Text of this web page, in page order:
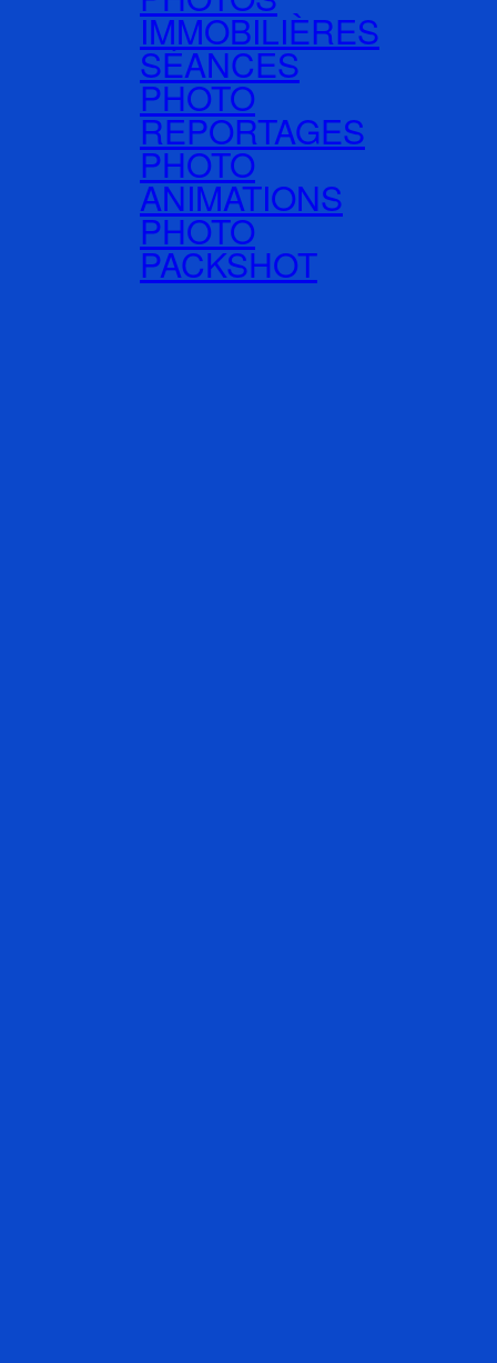
IMMOBILIÈRES
SÉANCES
PHOTO
REPORTAGES
PHOTO
ANIMATIONS
PHOTO
PACKSHOT